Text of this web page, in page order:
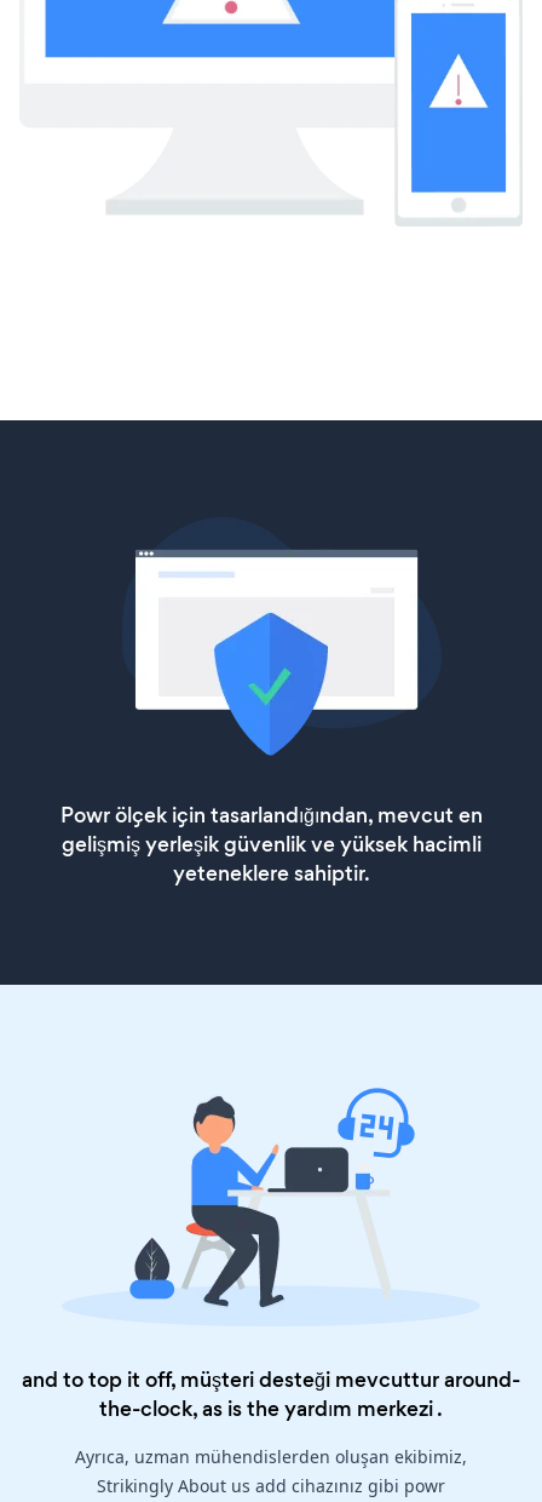
Powr ölçek için tasarlandığından, mevcut en
gelişmiş yerleşik güvenlik ve yüksek hacimli
yeteneklere sahiptir.
and to top it off, müşteri desteği mevcuttur around-
the-clock, as is theyardım merkezi.
Ayrıca, uzman mühendislerden oluşan ekibimiz,
Strikingly About us add cihazınız gibi powr